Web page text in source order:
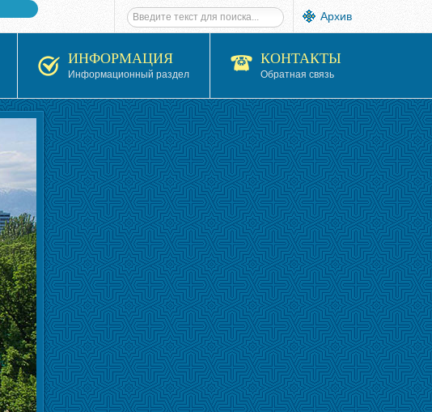
Архив
ИНФОРМАЦИЯ
Информационный раздел
КОНТАКТЫ
Обратная связь